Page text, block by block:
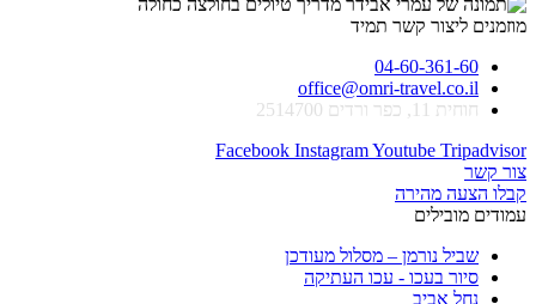
מוזמנים ליצור קשר תמיד
04-60-361-60
office@omri-travel.co.il
חוחית 11, כפר ורדים 2514700
Facebook InstagramYoutube Tripadvisor
צור קשר
קבלו הצעה מהירה
עמודים מובילים
שביל נורמן – מסלול מעודכן
סיור בעכו - עכו העתיקה
נחל אביב